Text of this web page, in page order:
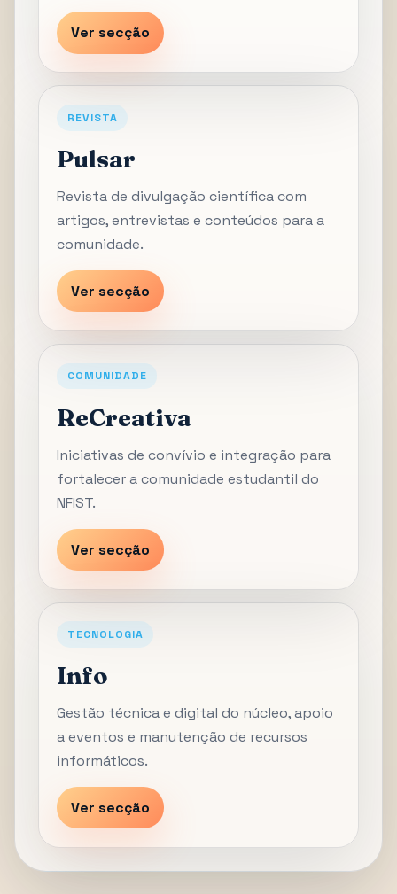
Ver secção
REVISTA
Pulsar
Revista de divulgação científica com
artigos, entrevistas e conteúdos para a
comunidade.
Ver secção
COMUNIDADE
ReCreativa
Iniciativas de convívio e integração para
fortalecer a comunidade estudantil do
NFIST.
Ver secção
TECNOLOGIA
Info
Gestão técnica e digital do núcleo, apoio
a eventos e manutenção de recursos
informáticos.
Ver secção